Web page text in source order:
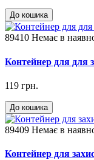
До кошика
89410 Немає в
Контейнер для для
119 грн.
До кошика
89409 Немає в
Контейнер для